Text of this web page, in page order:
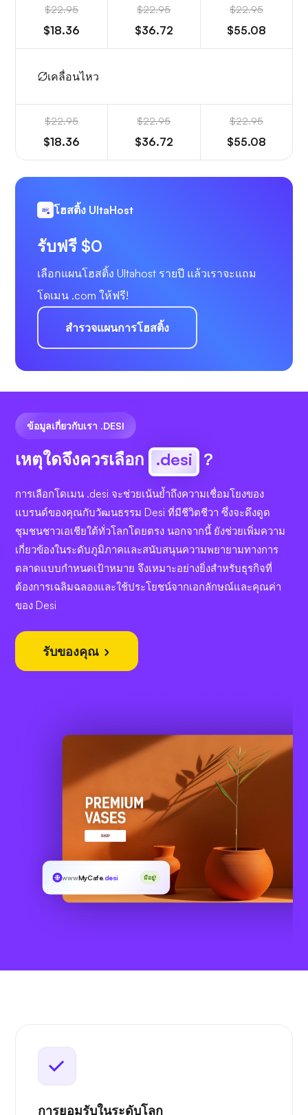
$22.95
$18.36
$22.95
$36.72
$22.95
$55.08
เคลื่อนไหว
$22.95
$18.36
$22.95
$36.72
$22.95
$55.08
โฮสติ้ง UltaHost
รับฟรี $0
เลือกแผนโฮสติ้ง Ultahost รายปี แล้วเราจะแถม
โดเมน .com ให้ฟรี!
สำรวจแผนการโฮสติ้ง
ข้อมูลเกี่ยวกับเรา .DESI
เหตุใดจึงควรเลือก .desi ?
การเลือกโดเมน .desi จะช่วยเน้นย้ำถึงความเชื่อมโยงของ
แบรนด์ของคุณกับวัฒนธรรม Desi ที่มีชีวิตชีวา ซึ่งจะดึงดูด
ชุมชนชาวเอเชียใต้ทั่วโลกโดยตรง นอกจากนี้ ยังช่วยเพิ่มความ
เกี่ยวข้องในระดับภูมิภาคและสนับสนุนความพยายามทางการ
ตลาดแบบกำหนดเป้าหมาย จึงเหมาะอย่างยิ่งสำหรับธุรกิจที่
ต้องการเฉลิมฉลองและใช้ประโยชน์จากเอกลักษณ์และคุณค่า
ของ Desi
รับของคุณ
wwwMyCafe.desi มีอยู่!
การยอมรับในระดับโลก